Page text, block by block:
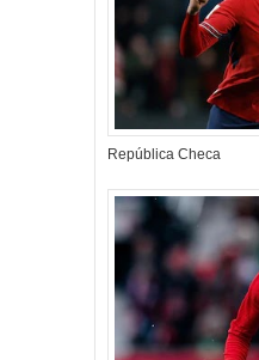
República Checa